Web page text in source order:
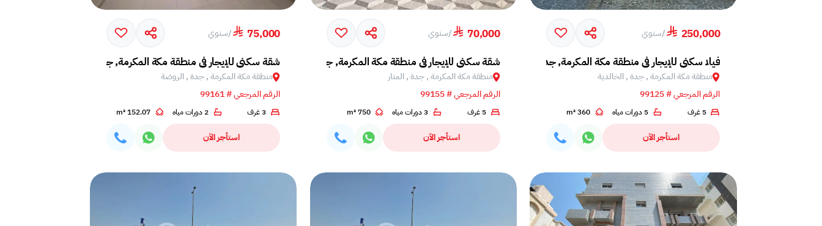
250,000
/سنوي
فيلا سكني للإيجار في منطقة مكة المكرمة, جدة, الخالدية
منطقة مكة المكرمة , جدة , الخالدية
الرقم المرجعي # 99125
5 غرف 5 دورات مياه 360 m²
استأجر الآن
70,000
/سنوي
شقة سكني للإيجار في منطقة مكة المكرمة, جدة, المنار
منطقة مكة المكرمة , جدة , المنار
الرقم المرجعي # 99155
5 غرف 3 دورات مياه 750 m²
استأجر الآن
75,000
/سنوي
شقة سكني للإيجار في منطقة مكة المكرمة, جدة, الروضة
منطقة مكة المكرمة , جدة , الروضة
الرقم المرجعي # 99161
3 غرف 2 دورات مياه 152.07 m²
استأجر الآن